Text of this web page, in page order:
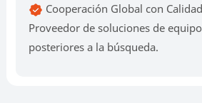
Cooperación Global con
Proveedor de soluciones de
posteriores a la búsqueda.